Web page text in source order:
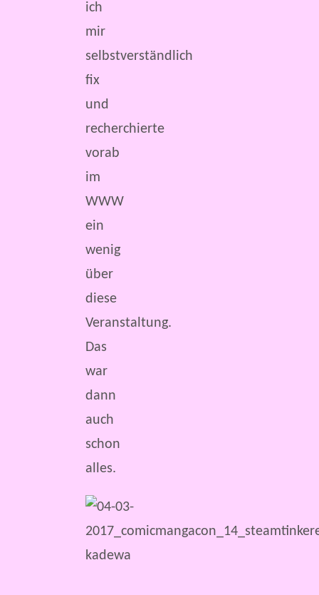
ich
mir
selbstverständlich
fix
und
recherchierte
vorab
im
WWW
ein
wenig
über
diese
Veranstaltung.
Das
war
dann
auch
schon
alles.